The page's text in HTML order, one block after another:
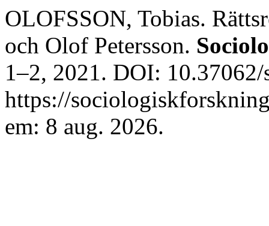
OLOFSSON, Tobias.
och Olof Petersson.
1–2, 2021. DOI:
https://
em: 8 aug. 2026.